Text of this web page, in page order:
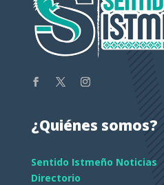
¿Quiénes somos?
Sentido Istmeño Noticias
Directorio